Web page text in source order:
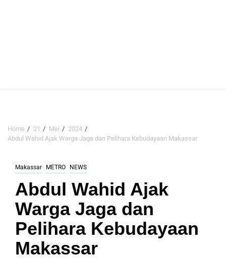
Home 21 Mei
2024
Abdul Wahid Ajak Warga Jaga dan Pelihara Kebudayaan Makassar
Makassar METRO NEWS
Abdul Wahid Ajak
Warga Jaga dan
Pelihara Kebudayaan
Makassar